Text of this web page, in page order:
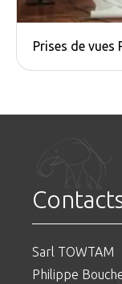
Prises de vues
Sarl TOWTAM
Philippe